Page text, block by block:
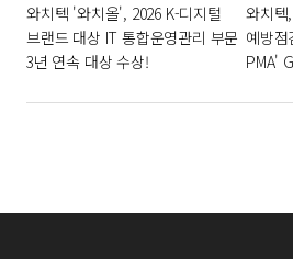
와치텍 '와치올', 2026 K-디지털
브랜드 대상 IT 통합운영관리 부문
3년 연속 대상 수상!
와치텍
예방
PMA'